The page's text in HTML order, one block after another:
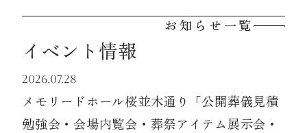
お知らせ一覧
イベント情報
2026.07.28
メモリードホール桜並木通り「公開葬儀見積
勉強会・会場内覧会・葬祭アイテム展示会・